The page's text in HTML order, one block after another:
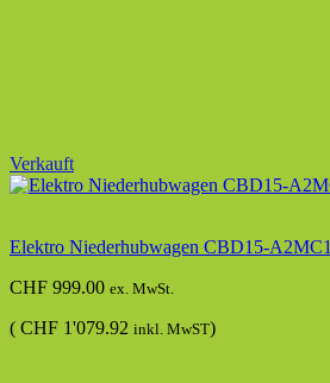
Verkauft
Elektro Niederhubwagen CBD15-A2MC1
CHF 999.00 ex. MwSt.
( CHF 1'079.92 inkl. MwST)